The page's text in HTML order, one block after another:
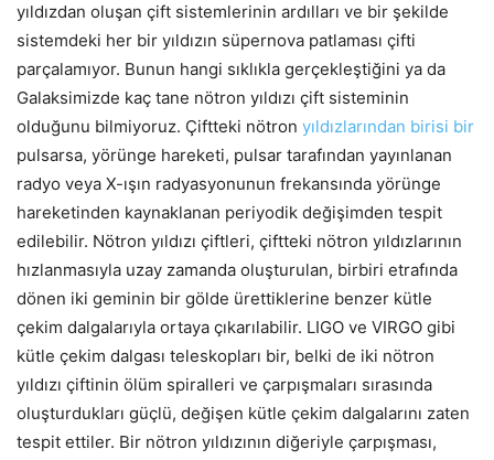
yıldızdan oluşan çift sistemlerinin ardılları ve bir şekilde
sistemdeki her bir yıldızın süpernova patlaması çifti
parçalamıyor. Bunun hangi sıklıkla gerçekleştiğini ya da
Galaksimizde kaç tane nötron yıldızı çift sisteminin
olduğunu bilmiyoruz. Çiftteki nötron yıldızlarından birisi bir
pulsarsa, yörünge hareketi, pulsar tarafından yayınlanan
radyo veya X-ışın radyasyonunun frekansında yörünge
hareketinden kaynaklanan periyodik değişimden tespit
edilebilir. Nötron yıldızı çiftleri, çiftteki nötron yıldızlarının
hızlanmasıyla uzay zamanda oluşturulan, birbiri etrafında
dönen iki geminin bir gölde ürettiklerine benzer kütle
çekim dalgalarıyla ortaya çıkarılabilir. LIGO ve VIRGO gibi
kütle çekim dalgası teleskopları bir, belki de iki nötron
yıldızı çiftinin ölüm spiralleri ve çarpışmaları sırasında
oluşturdukları güçlü, değişen kütle çekim dalgalarını zaten
tespit ettiler. Bir nötron yıldızının diğeriyle çarpışması,